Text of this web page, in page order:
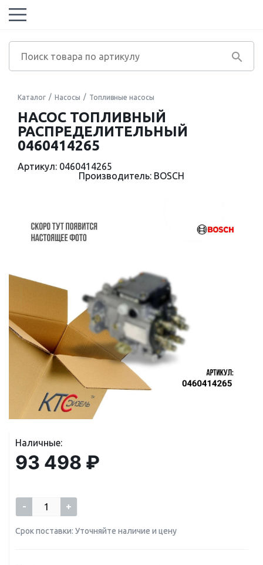
Каталог Насосы Топливные насосы
НАСОС ТОПЛИВНЫЙ
РАСПРЕДЕЛИТЕЛЬНЫЙ
0460414265
Артикул: 0460414265
Производитель: BOSCH
Наличные:
93 498 ₽
- +
Срок поставки: Уточняйте наличие и цену